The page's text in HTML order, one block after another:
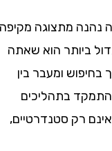
מתצוגה מקיפה
הוא שאתה
ומעבר בין
בתהליכים
סטנדרטיים,